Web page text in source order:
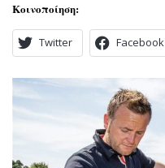
Κοινοποίηση:
Twitter Facebook